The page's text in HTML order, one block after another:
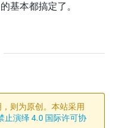
基本都搞定了。
则为原创。本站采用
止演绎 4.0 国际许可协